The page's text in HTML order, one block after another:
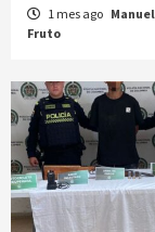
1 mes ago
Fruto